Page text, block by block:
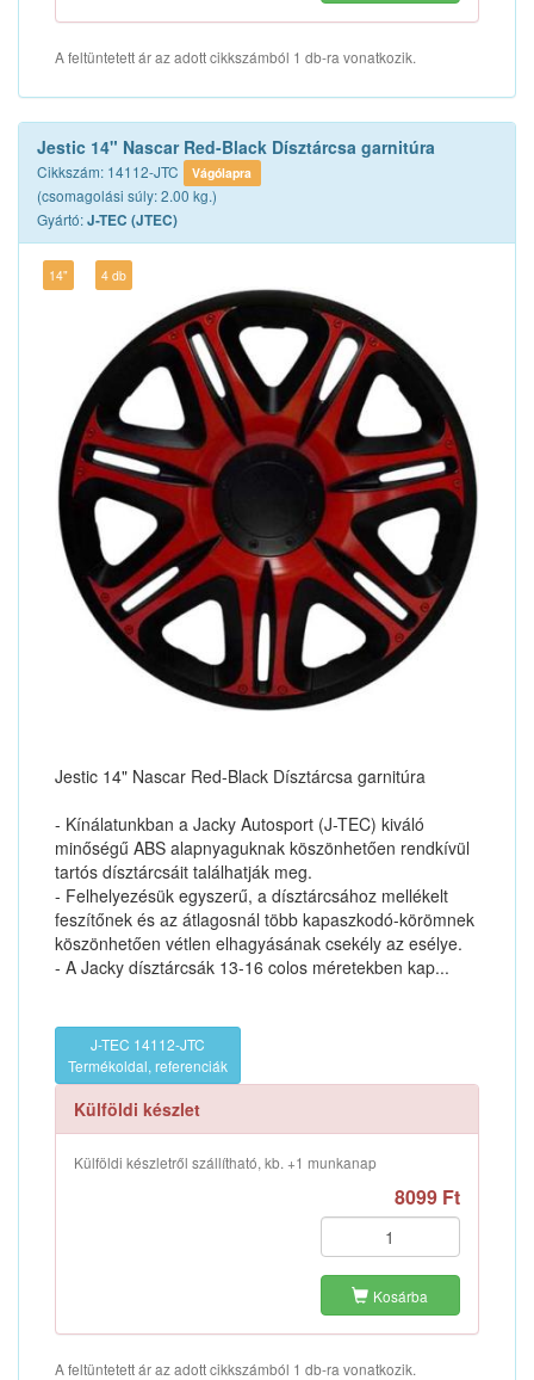
A feltüntetett ár az adott cikkszámból 1 db-ra vonatkozik.
Jestic 14" Nascar Red-Black Dísztárcsa garnitúra
Cikkszám: 14112-JTC Vágólapra
(csomagolási súly: 2.00 kg.)
Gyártó:J-TEC (JTEC)
14" 4 db
Jestic 14" Nascar Red-Black Dísztárcsa garnitúra
- Kínálatunkban a Jacky Autosport (J-TEC) kiváló
minőségű ABS alapnyaguknak köszönhetően rendkívül
tartós dísztárcsáit találhatják meg.
- Felhelyezésük egyszerű, a dísztárcsához mellékelt
feszítőnek és az átlagosnál több kapaszkodó-körömnek
köszönhetően vétlen elhagyásának csekély az esélye.
- A Jacky dísztárcsák 13-16 colos méretekben kap...
J-TEC 14112-JTC
Termékoldal, referenciák
Külföldi készlet
Külföldi készletről szállítható, kb. +1 munkanap
8099 Ft
Kosárba
A feltüntetett ár az adott cikkszámból 1 db-ra vonatkozik.